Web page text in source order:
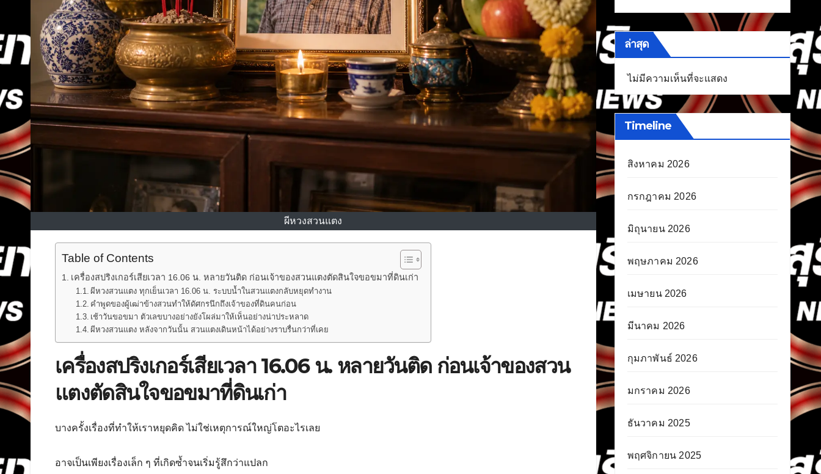
ผีหวงสวนแตง
Table of Contents
เครื่องสปริงเกอร์เสียเวลา 16.06 น. หลายวันติด ก่อนเจ้าของสวนแตงตัดสินใจขอขมาที่ดินเก่า
ผีหวงสวนแตง ทุกเย็นเวลา 16.06 น. ระบบน้ำในสวนแตงกลับหยุดทำงาน
คำพูดของผู้เฒ่าข้างสวนทำให้ดัศกรนึกถึงเจ้าของที่ดินคนก่อน
เช้าวันขอขมา ตัวเลขบางอย่างยังโผล่มาให้เห็นอย่างน่าประหลาด
ผีหวงสวนแตง หลังจากวันนั้น สวนแตงเดินหน้าได้อย่างราบรื่นกว่าที่เคย
เครื่องสปริงเกอร์เสียเวลา 16.06 น. หลายวันติด ก่อนเจ้าของสวน
แตงตัดสินใจขอขมาที่ดินเก่า
บางครั้งเรื่องที่ทำให้เราหยุดคิด ไม่ใช่เหตุการณ์ใหญ่โตอะไรเลย
อาจเป็นเพียงเรื่องเล็ก ๆ ที่เกิดซ้ำจนเริ่มรู้สึกว่าแปลก
ล่าสุด
ไม่มีความเห็นที่จะแสดง
Timeline
สิงหาคม 2026
กรกฎาคม 2026
มิถุนายน 2026
พฤษภาคม 2026
เมษายน 2026
มีนาคม 2026
กุมภาพันธ์ 2026
มกราคม 2026
ธันวาคม 2025
พฤศจิกายน 2025